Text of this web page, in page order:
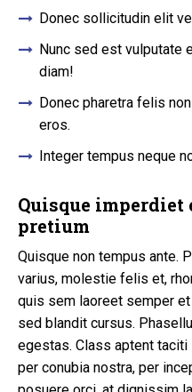
Donec sollicitudin elit
Nunc sed est vulputate
diam!
Donec pharetra felis
eros.
Integer tempus neque
Quisque
pretium
Quisque non tempus ante.
varius, molestie felis et,
quis sem laoreet semper
sed blandit cursus.
egestas. Class aptent
per conubia nostra, per